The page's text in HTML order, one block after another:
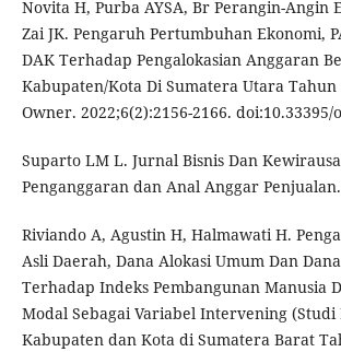
Novita H, Purba AYSA, Br Perangin-Angin
Zai JK. Pengaruh Pertumbuhan Ekonomi,
DAK Terhadap Pengalokasian Anggaran
Kabupaten/Kota Di Sumatera Utara Tahun
Owner. 2022;6(2):2156-2166.
Suparto LM L. Jurnal Bisnis Dan
Penganggaran dan Anal Anggar
Riviando A, Agustin H, Halmawati H.
Asli Daerah, Dana Alokasi Umum Dan
Terhadap Indeks Pembangunan Manusia
Modal Sebagai Variabel Intervening
Kabupaten dan Kota di Sumatera Barat